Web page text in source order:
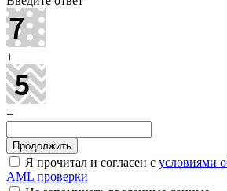
+
=
Я прочитал и согласен с условиями
AML проверки